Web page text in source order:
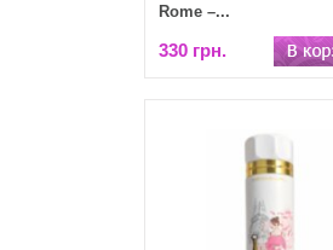
Rome –...
330 грн.